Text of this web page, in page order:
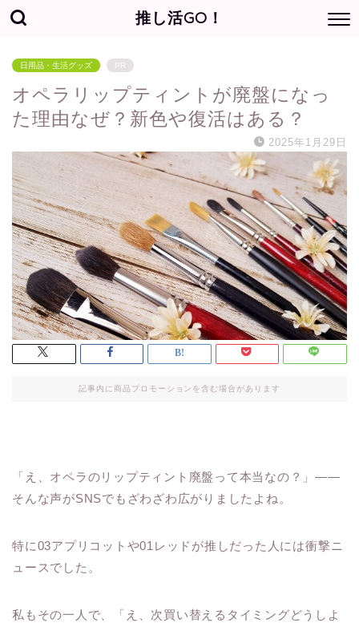
推し活GO！
日用品・生活グッズ PR
オペラリップティントが廃盤になっ
た理由なぜ？新色や復活はある？
2025年1月29日
記事内に商品プロモーションを含む場合があります
「え、オペラのリップティント廃盤って本当なの？」——
そんな声がSNSでもざわざわ広がりましたよね。
特に03アプリコットや01レッドが推しだった人には衝撃ニ
ュースでした。
私もその一人で、「え、次買い替えるタイミングどうしよ